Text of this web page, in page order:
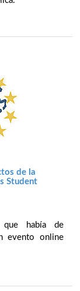
de la
Student
que había de
evento online